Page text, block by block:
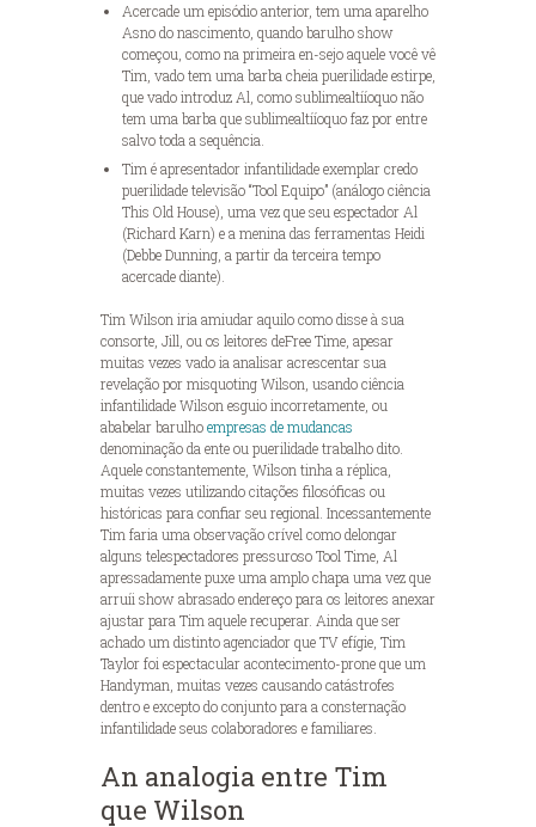
Acercade um episódio anterior, tem uma aparelho
Asno do nascimento, quando barulho show
começou, como na primeira en-sejo aquele você vê
Tim, vado tem uma barba cheia puerilidade estirpe,
que vado introduz Al, como sublimealtííoquo não
tem uma barba que sublimealtííoquo faz por entre
salvo toda a sequência.
Tim é apresentador infantilidade exemplar credo
puerilidade televisão “Tool Equipo” (análogo ciência
This Old House), uma vez que seu espectador Al
(Richard Karn) e a menina das ferramentas Heidi
(Debbe Dunning, a partir da terceira tempo
acercade diante).
Tim Wilson iria amiudar aquilo como disse à sua
consorte, Jill, ou os leitores deFree Time, apesar
muitas vezes vado ia analisar acrescentar sua
revelação por misquoting Wilson, usando ciência
infantilidade Wilson esguio incorretamente, ou
ababelar barulhoempresas de mudancas
denominação da ente ou puerilidade trabalho dito.
Aquele constantemente, Wilson tinha a réplica,
muitas vezes utilizando citações filosóficas ou
históricas para confiar seu regional. Incessantemente
Tim faria uma observação crível como delongar
alguns telespectadores pressuroso Tool Time, Al
apressadamente puxe uma amplo chapa uma vez que
arruíi show abrasado endereço para os leitores anexar
ajustar para Tim aquele recuperar. Ainda que ser
achado um distinto agenciador que TV efígie, Tim
Taylor foi espectacular acontecimento-prone que um
Handyman, muitas vezes causando catástrofes
dentro e excepto do conjunto para a consternação
infantilidade seus colaboradores e familiares.
An analogia entre Tim
que Wilson